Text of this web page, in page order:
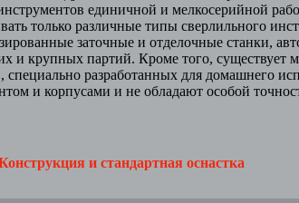
единичной и мелкосерийной
только различные типы сверлильного
заточные и отделочные станки,
и крупных партий. Кроме того, существует
разработанных для домашнего
и корпусами и не обладают особой
и стандартная оснастка